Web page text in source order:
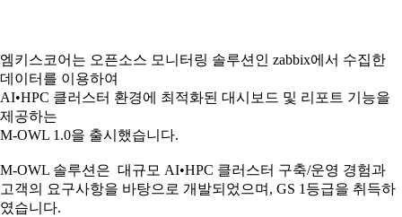
엠키스코어는 오픈소스 모니터링 솔루션인 zabbix에서 수집한
데이터를 이용하여
AI•HPC 클러스터 환경에 최적화된 대시보드 및 리포트 기능을
제공하는
M-OWL 1.0을 출시했습니다.
M-OWL 솔루션은 대규모 AI•HPC 클러스터 구축/운영 경험과
고객의 요구사항을 바탕으로 개발되었으며, GS 1등급을 취득하
였습니다.